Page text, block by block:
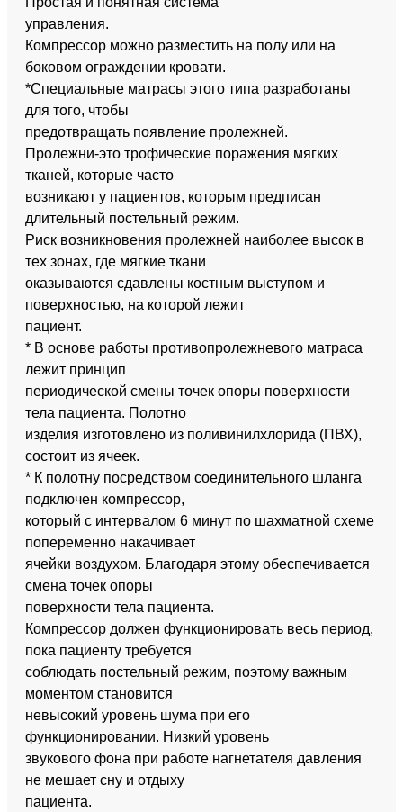
управления.
Компрессор можно разместить на полу или на
боковом ограждении кровати.
*Специальные матрасы этого типа разработаны
для того, чтобы
предотвращать появление пролежней.
Пролежни-это трофические поражения мягких
тканей, которые часто
возникают у пациентов, которым предписан
длительный постельный режим.
Риск возникновения пролежней наиболее высок в
тех зонах, где мягкие ткани
оказываются сдавлены костным выступом и
поверхностью, на которой лежит
пациент.
* В основе работы противопролежневого матраса
лежит принцип
периодической смены точек опоры поверхности
тела пациента. Полотно
изделия изготовлено из поливинилхлорида (ПВХ),
состоит из ячеек.
* К полотну посредством соединительного шланга
подключен компрессор,
который с интервалом 6 минут по шахматной схеме
попеременно накачивает
ячейки воздухом. Благодаря этому обеспечивается
смена точек опоры
поверхности тела пациента.
Компрессор должен функционировать весь период,
пока пациенту требуется
соблюдать постельный режим, поэтому важным
моментом становится
невысокий уровень шума при его
функционировании. Низкий уровень
звукового фона при работе нагнетателя давления
не мешает сну и отдыху
пациента.